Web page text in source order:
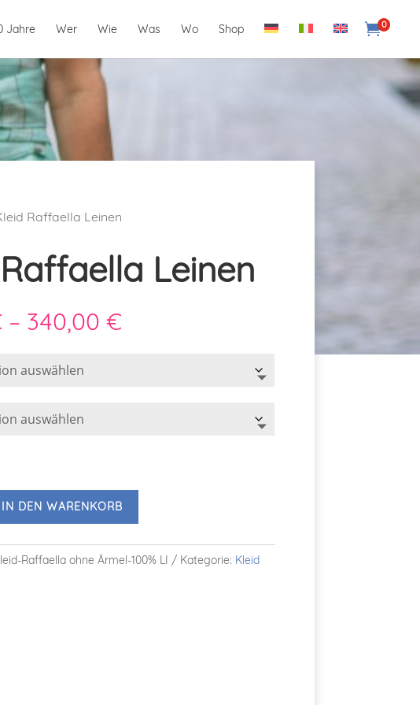
Jahre Wer Wie Was Wo Shop 0
Raffaella Leinen
Leinen
– 340,00 €Preisspanne:
IN DEN WARENKORB
Raffaella ohne Ärmel-100% LI Kategorie: Kleid